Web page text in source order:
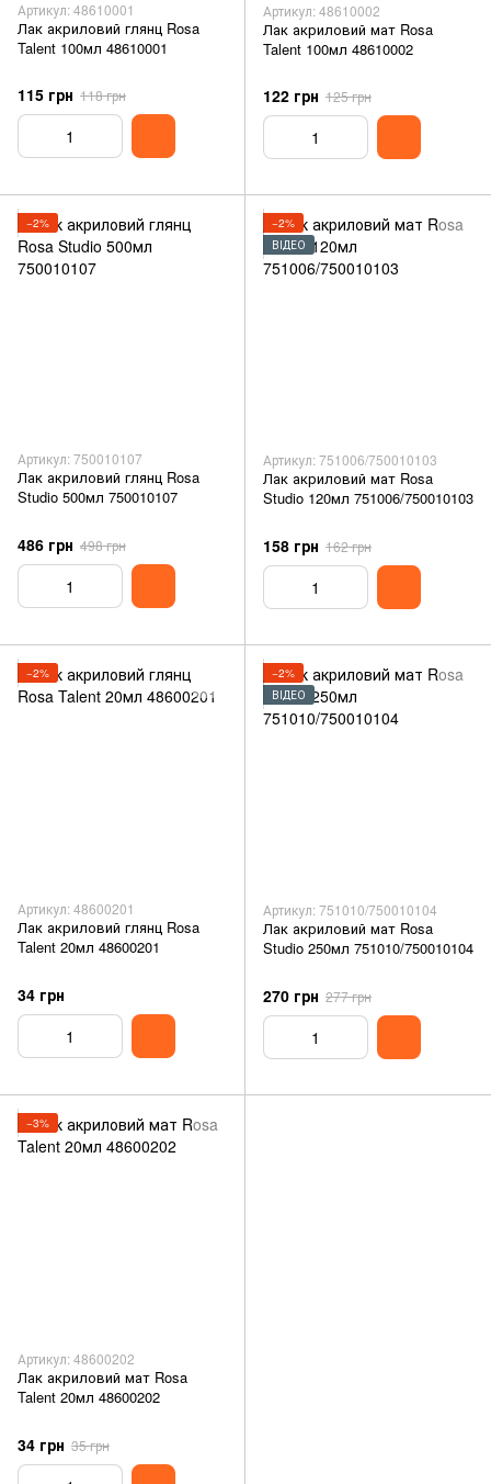
Артикул: 48610001
Лак акриловий глянц Rosa
Talent 100мл 48610001
115 грн 118 грн
Артикул: 48610002
Лак акриловий мат Rosa
Talent 100мл 48610002
122 грн 125 грн
−2%
Артикул: 750010107
Лак акриловий глянц Rosa
Studio 500мл 750010107
486 грн 498 грн
−2%
ВІДЕО
Артикул: 751006/750010103
Лак акриловий мат Rosa
Studio 120мл 751006/750010103
158 грн 162 грн
−2%
Артикул: 48600201
Лак акриловий глянц Rosa
Talent 20мл 48600201
34 грн
−2%
ВІДЕО
Артикул: 751010/750010104
Лак акриловий мат Rosa
Studio 250мл 751010/750010104
270 грн 277 грн
−3%
Артикул: 48600202
Лак акриловий мат Rosa
Talent 20мл 48600202
34 грн 35 грн